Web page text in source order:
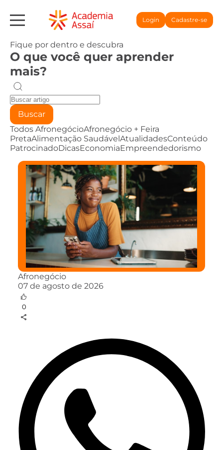
Login Cadastre-se
Fique por dentro e descubra
O que você quer aprender
mais?
Buscar
Todos AfronegócioAfronegócio + Feira
PretaAlimentação SaudávelAtualidadesConteúdo
PatrocinadoDicasEconomiaEmpreendedorismo
Afronegócio
07 de agosto de 2026
0